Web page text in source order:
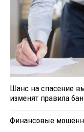
Шанс на спасение
изменят правила
Финансовые